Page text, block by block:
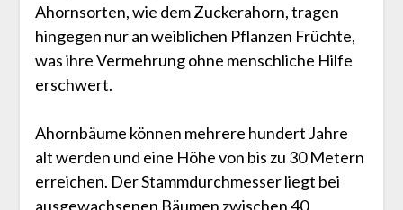
Ahornsorten, wie dem Zuckerahorn, tragen
hingegen nur an weiblichen Pflanzen Früchte,
was ihre Vermehrung ohne menschliche Hilfe
erschwert.
Ahornbäume können mehrere hundert Jahre
alt werden und eine Höhe von bis zu 30 Metern
erreichen. Der Stammdurchmesser liegt bei
ausgewachsenen Bäumen zwischen 40